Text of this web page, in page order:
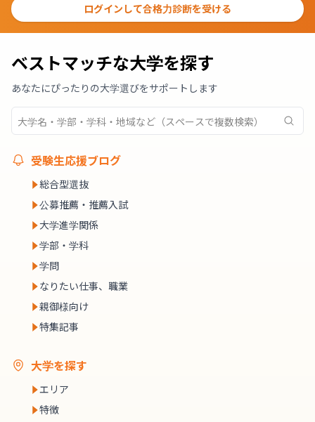
ログインして合格力診断を受ける
ベストマッチな大学を探す
あなたにぴったりの大学選びをサポートします
受験生応援ブログ
総合型選抜
公募推薦・推薦入試
大学進学関係
学部・学科
学問
なりたい仕事、職業
親御様向け
特集記事
大学を探す
エリア
特徴